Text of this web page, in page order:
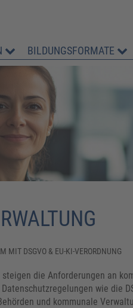
BILDUNGSFORMATE
MIT DSGVO & EU-KI-VERORDNUNG​
die Anforderungen an
wie die
und kommunale
M.